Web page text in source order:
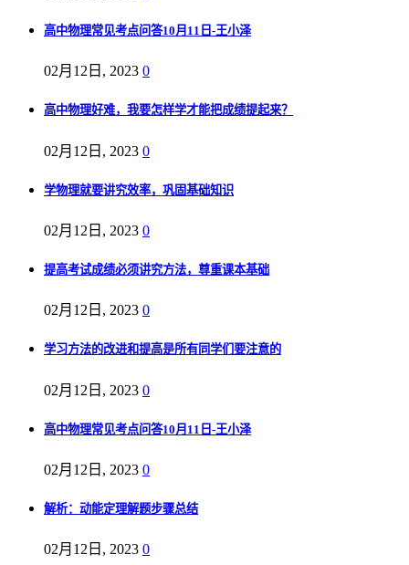
高中物理常见考点问答10月11日-王小泽
02月12日, 2023 0
高中物理好难，我要怎样学才能把成绩提起来？
02月12日, 2023 0
学物理就要讲究效率，巩固基础知识
02月12日, 2023 0
提高考试成绩必须讲究方法，尊重课本基础
02月12日, 2023 0
学习方法的改进和提高是所有同学们要注意的
02月12日, 2023 0
高中物理常见考点问答10月11日-王小泽
02月12日, 2023 0
解析：动能定理解题步骤总结
02月12日, 2023 0